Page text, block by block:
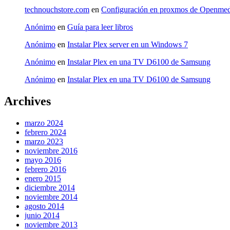
technouchstore.com en Configuración en proxmos de
Anónimo en Guía para leer libros
Anónimo en Instalar Plex server en un Windows 7
Anónimo en Instalar Plex en una TV D6100 de Samsung
Anónimo en Instalar Plex en una TV D6100 de Samsung
Archives
marzo 2024
febrero 2024
marzo 2023
noviembre 2016
mayo 2016
febrero 2016
enero 2015
diciembre 2014
noviembre 2014
agosto 2014
junio 2014
noviembre 2013